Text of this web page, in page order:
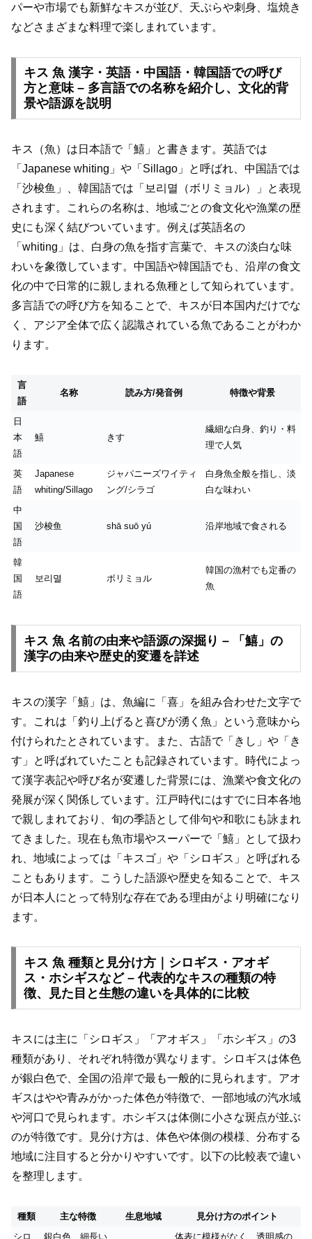
パーや市場でも新鮮なキスが並び、天ぷらや刺身、塩焼き
などさまざまな料理で楽しまれています。
キス 魚 漢字・英語・中国語・韓国語での呼び
方と意味 – 多言語での名称を紹介し、文化的背
景や語源を説明
キス（魚）は日本語で「鱚」と書きます。英語では
「Japanese whiting」や「Sillago」と呼ばれ、中国語では
「沙梭鱼」、韓国語では「보리멸（ボリミョル）」と表現
されます。これらの名称は、地域ごとの食文化や漁業の歴
史にも深く結びついています。例えば英語名の
「whiting」は、白身の魚を指す言葉で、キスの淡白な味
わいを象徴しています。中国語や韓国語でも、沿岸の食文
化の中で日常的に親しまれる魚種として知られています。
多言語での呼び方を知ることで、キスが日本国内だけでな
く、アジア全体で広く認識されている魚であることがわか
ります。
言
語
名称 読み方/発音例 特徴や背景
日
本
語
鱚 きす
繊細な白身、釣り・料
理で人気
英
語
Japanese
whiting/Sillago
ジャパニーズワイティ
ング/シラゴ
白身魚全般を指し、淡
白な味わい
中
国
語
沙梭鱼 shā suō yú 沿岸地域で食される
韓
国
語
보리멸 ボリミョル
韓国の漁村でも定番の
魚
キス 魚 名前の由来や語源の深掘り – 「鱚」の
漢字の由来や歴史的変遷を詳述
キスの漢字「鱚」は、魚編に「喜」を組み合わせた文字で
す。これは「釣り上げると喜びが湧く魚」という意味から
付けられたとされています。また、古語で「きし」や「き
す」と呼ばれていたことも記録されています。時代によっ
て漢字表記や呼び名が変遷した背景には、漁業や食文化の
発展が深く関係しています。江戸時代にはすでに日本各地
で親しまれており、旬の季語として俳句や和歌にも詠まれ
てきました。現在も魚市場やスーパーで「鱚」として扱わ
れ、地域によっては「キスゴ」や「シロギス」と呼ばれる
こともあります。こうした語源や歴史を知ることで、キス
が日本人にとって特別な存在である理由がより明確になり
ます。
キス 魚 種類と見分け方｜シロギス・アオギ
ス・ホシギスなど – 代表的なキスの種類の特
徴、見た目と生態の違いを具体的に比較
キスには主に「シロギス」「アオギス」「ホシギス」の3
種類があり、それぞれ特徴が異なります。シロギスは体色
が銀白色で、全国の沿岸で最も一般的に見られます。アオ
ギスはやや青みがかった体色が特徴で、一部地域の汽水域
や河口で見られます。ホシギスは体側に小さな斑点が並ぶ
のが特徴です。見分け方は、体色や体側の模様、分布する
地域に注目すると分かりやすいです。以下の比較表で違い
を整理します。
種類 主な特徴 生息地域
見分け方のポイント
シロ
銀白色、細長い 体表に模様がなく、透明感の